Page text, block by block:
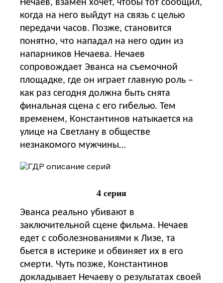
Нечаев, взамен хочет, чтобы тот сообщил,
когда на него выйдут на связь с целью
передачи часов. Позже, становится
понятно, что нападал на него один из
напарников Нечаева. Нечаев
сопровождает Эванса на съемочной
площадке, где он играет главную роль –
как раз сегодня должна быть снята
финальная сцена с его гибелью. Тем
временем, Константинов натыкается на
улице на Светлану в обществе
незнакомого мужчины…
4 серия
Эванса реально убивают в
заключительной сцене фильма. Нечаев
едет с соболезнованиями к Лизе, та
бьется в истерике и обвиняет их в его
смерти. Чуть позже, Константинов
докладывает Нечаеву о результатах своей